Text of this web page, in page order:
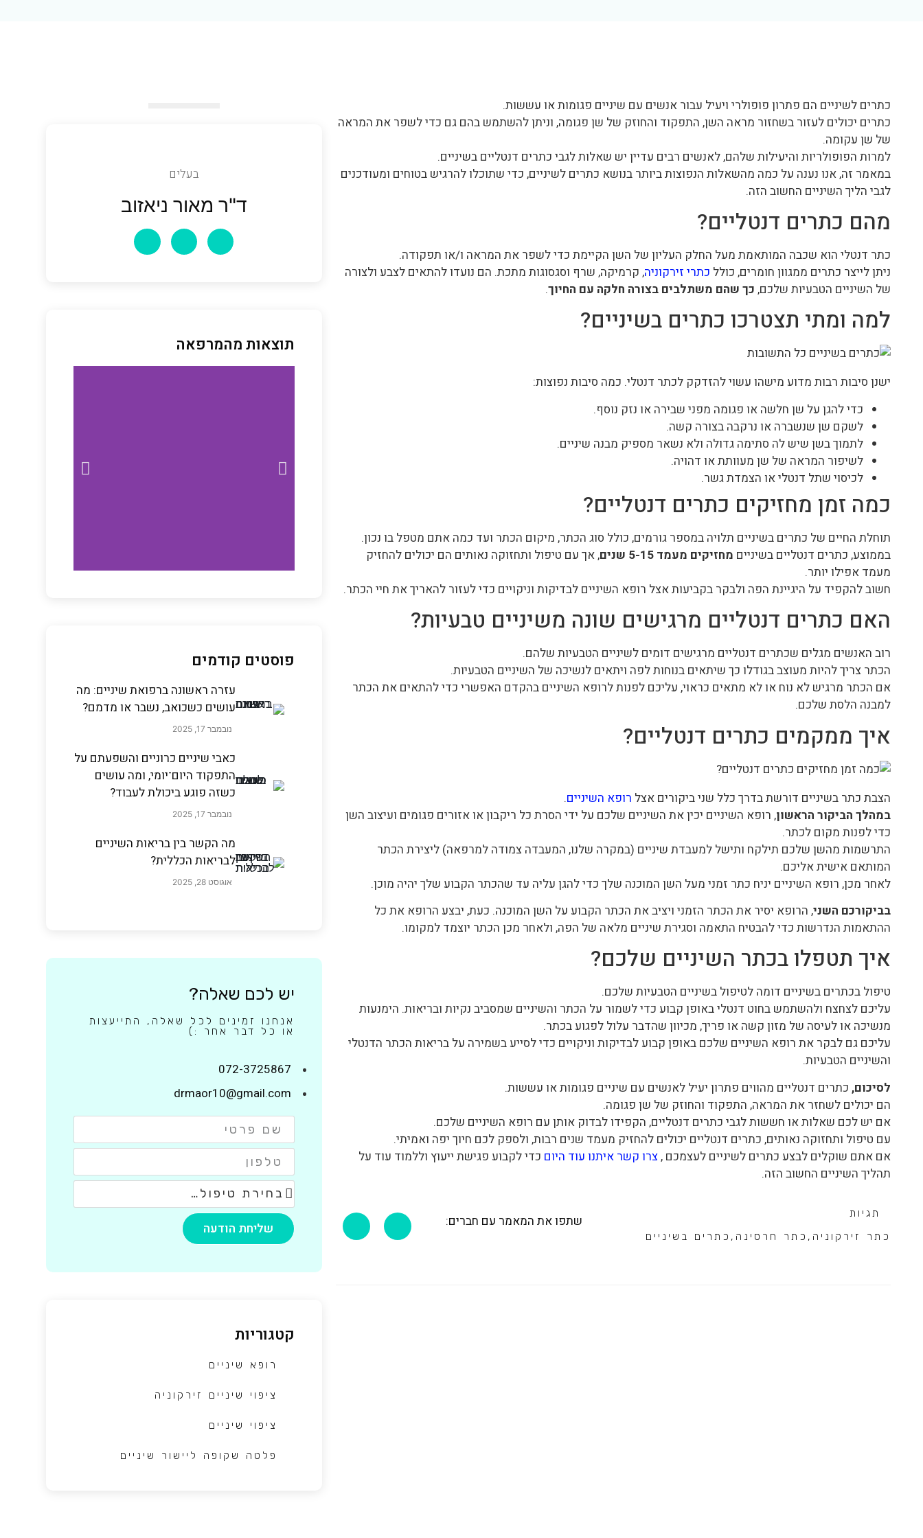
כתרים לשיניים הם פתרון פופולרי ויעיל עבור אנשים עם שיניים פגומות או עששות.
כתרים יכולים לעזור בשחזור מראה השן, התפקוד והחוזק של שן פגומה, וניתן להשתמש בהם גם כדי לשפר את המראה
של שן עקומה.
למרות הפופולריות והיעילות שלהם, לאנשים רבים עדיין יש שאלות לגבי כתרים דנטליים בשיניים.
במאמר זה, אנו נענה על כמה מהשאלות הנפוצות ביותר בנושא כתרים לשיניים, כדי שתוכלו להרגיש בטוחים ומעודכנים
לגבי הליך השיניים החשוב הזה.
מהם כתרים דנטליים?
כתר דנטלי הוא שכבה המותאמת מעל החלק העליון של השן הקיימת כדי לשפר את המראה ו/או תפקודה.
ניתן לייצר כתרים ממגוון חומרים, כולל כתרי זירקוניה, קרמיקה, שרף וסגסוגות מתכת. הם נועדו להתאים לצבע ולצורה
של השיניים הטבעיות שלכם, כך שהם משתלבים בצורה חלקה עם החיוך.
למה ומתי תצטרכו כתרים בשיניים?
ישנן סיבות רבות מדוע מישהו עשוי להזדקק לכתר דנטלי. כמה סיבות נפוצות:
כדי להגן על שן חלשה או פגומה מפני שבירה או נזק נוסף.
לשקם שן שנשברה או נרקבה בצורה קשה.
לתמוך בשן שיש לה סתימה גדולה ולא נשאר מספיק מבנה שיניים.
לשיפור המראה של שן מעוותת או דהויה.
לכיסוי שתל דנטלי או הצמדת גשר.
כמה זמן מחזיקים כתרים דנטליים?
תוחלת החיים של כתרים בשיניים תלויה במספר גורמים, כולל סוג הכתר, מיקום הכתר ועד כמה אתם מטפל בו נכון.
בממוצע, כתרים דנטליים בשיניים מחזיקים מעמד 5-15 שנים
, אך עם טיפול ותחזוקה נאותים הם יכולים להחזיק
מעמד אפילו יותר.
חשוב להקפיד על היגיינת הפה ולבקר בקביעות אצל רופא השיניים לבדיקות וניקויים כדי לעזור להאריך את חיי הכתר.
האם כתרים דנטליים מרגישים שונה משיניים טבעיות?
רוב האנשים מגלים שכתרים דנטליים מרגישים דומים לשיניים הטבעיות שלהם.
הכתר צריך להיות מעוצב בגודלו כך שיתאים בנוחות לפה ויתאים לנשיכה של השיניים הטבעיות.
אם הכתר מרגיש לא נוח או לא מתאים כראוי, עליכם לפנות לרופא השיניים בהקדם האפשרי כדי להתאים את הכתר
למבנה הלסת שלכם.
איך ממקמים כתרים דנטליים?
הצבת כתר בשיניים דורשת בדרך כלל שני ביקורים אצל רופא השיניים.
במהלך הביקור הראשון, רופא השיניים יכין את השיניים שלכם על ידי הסרת כל ריקבון או אזורים פגומים ועיצוב השן
כדי לפנות מקום לכתר.
התרשמות מהשן שלכם תילקח ותישל למעבדת שיניים (במקרה שלנו, המעבדה צמודה למרפאה) ליצירת הכתר
המותאם אישית אליכם.
לאחר מכן, רופא השיניים יניח כתר זמני מעל השן המוכנה שלך כדי להגן עליה עד שהכתר הקבוע שלך יהיה מוכן.
בביקורכם השני, הרופא יסיר את הכתר הזמני ויציב את הכתר הקבוע על השן המוכנה. כעת, יבצע הרופא את כל
ההתאמות הנדרשות כדי להבטיח התאמה וסגירת שיניים מלאה של הפה, ולאחר מכן הכתר יוצמד למקומו.
איך תטפלו בכתר השיניים שלכם?
טיפול בכתרים בשיניים דומה לטיפול בשיניים הטבעיות שלכם.
עליכם לצחצח ולהשתמש בחוט דנטלי באופן קבוע כדי לשמור על הכתר והשיניים שמסביב נקיות ובריאות. הימנעות
מנשיכה או לעיסה של מזון קשה או פריך, מכיוון שהדבר עלול לפגוע בכתר.
עליכם גם לבקר את רופא השיניים שלכם באופן קבוע לבדיקות וניקויים כדי לסייע בשמירה על בריאות הכתר הדנטלי
והשיניים הטבעיות.
לסיכום, כתרים דנטליים מהווים פתרון יעיל לאנשים עם שיניים פגומות או עששות.
הם יכולים לשחזר את המראה, התפקוד והחוזק של שן פגומה.
אם יש לכם שאלות או חששות לגבי כתרים דנטליים, הקפידו לבדוק אותן עם רופא השיניים שלכם.
עם טיפול ותחזוקה נאותים, כתרים דנטליים יכולים להחזיק מעמד שנים רבות, ולספק לכם חיוך יפה ואמיתי.
אם אתם שוקלים לבצע כתרים לשיניים לעצמכם ,צרו קשר איתנו עוד היום כדי לקבוע פגישת ייעוץ וללמוד עוד על
תהליך השיניים החשוב הזה.
תגיות
כתר זירקוניה , כתר חרסינה , כתרים בשיניים
שתפו את המאמר עם חברים:
בעלים
ד"ר מאור ניאזוב
תוצאות מהמרפאה
פוסטים קודמים
עזרה ראשונה ברפואת שיניים: מה
עושים כשכואב, נשבר או מדמם?
נובמבר 17, 2025
כאבי שיניים כרוניים והשפעתם על
התפקוד היום־יומי, ומה עושים
כשזה פוגע ביכולת לעבוד?
נובמבר 17, 2025
מה הקשר בין בריאות השיניים
לבריאות הכללית?
אוגוסט 28, 2025
יש לכם שאלה?
אנחנו זמינים לכל שאלה, התייעצות
או כל דבר אחר :)
072-3725867
drmaor10@gmail.com
שליחת הודעה
קטגוריות
רופא שיניים
ציפוי שיניים זירקוניה
ציפוי שיניים
פלטה שקופה ליישור שיניים